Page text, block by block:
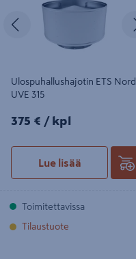
Ulospuhallushajotin ETS Nord
UVE 315
375€/kpl
375 € / kpl
Lue lisää
Toimitettavissa
Tilaustuote